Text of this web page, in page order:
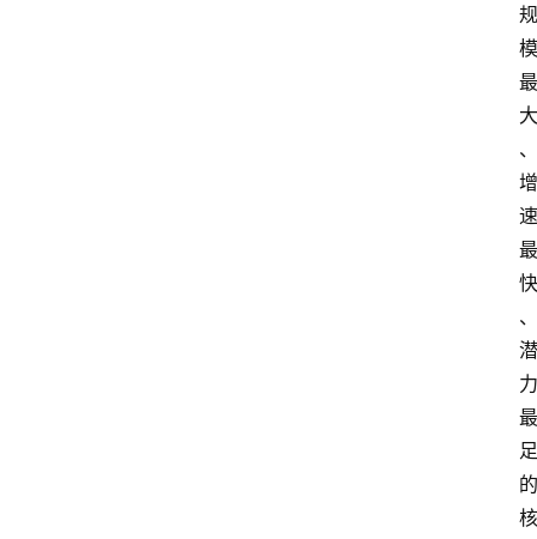
规
模
最
大
、
增
速
最
快
、
潜
力
最
足
的
核